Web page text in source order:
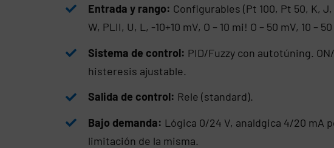
Entrada y rango: Configurables (Pt 100, Pt 50, K, J,
W, PLII, U, L, -10+10 mV, O – 10 mi! O – 50 mV, 10 –
Sistema de control: PID/Fuzzy con autotúning.
histeresis ajustable.
Salida de control: Rele (standard).
Bajo demanda: Lógica 0/24 V, analdgica 4/20 mA
limitación de la misma.